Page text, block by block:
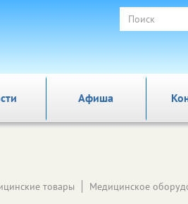
Афиша
товары Медицинское